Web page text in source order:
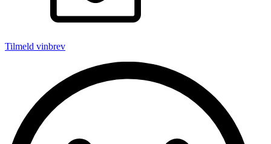
Tilmeld vinbrev